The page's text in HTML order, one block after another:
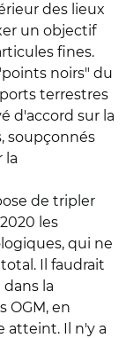
des lieux
un objectif
fines.
noirs" du
terrestres
d'accord sur la
soupçonnés
la
de tripler
les
qui ne
Il faudrait
la
OGM, en
atteint. Il n'y a